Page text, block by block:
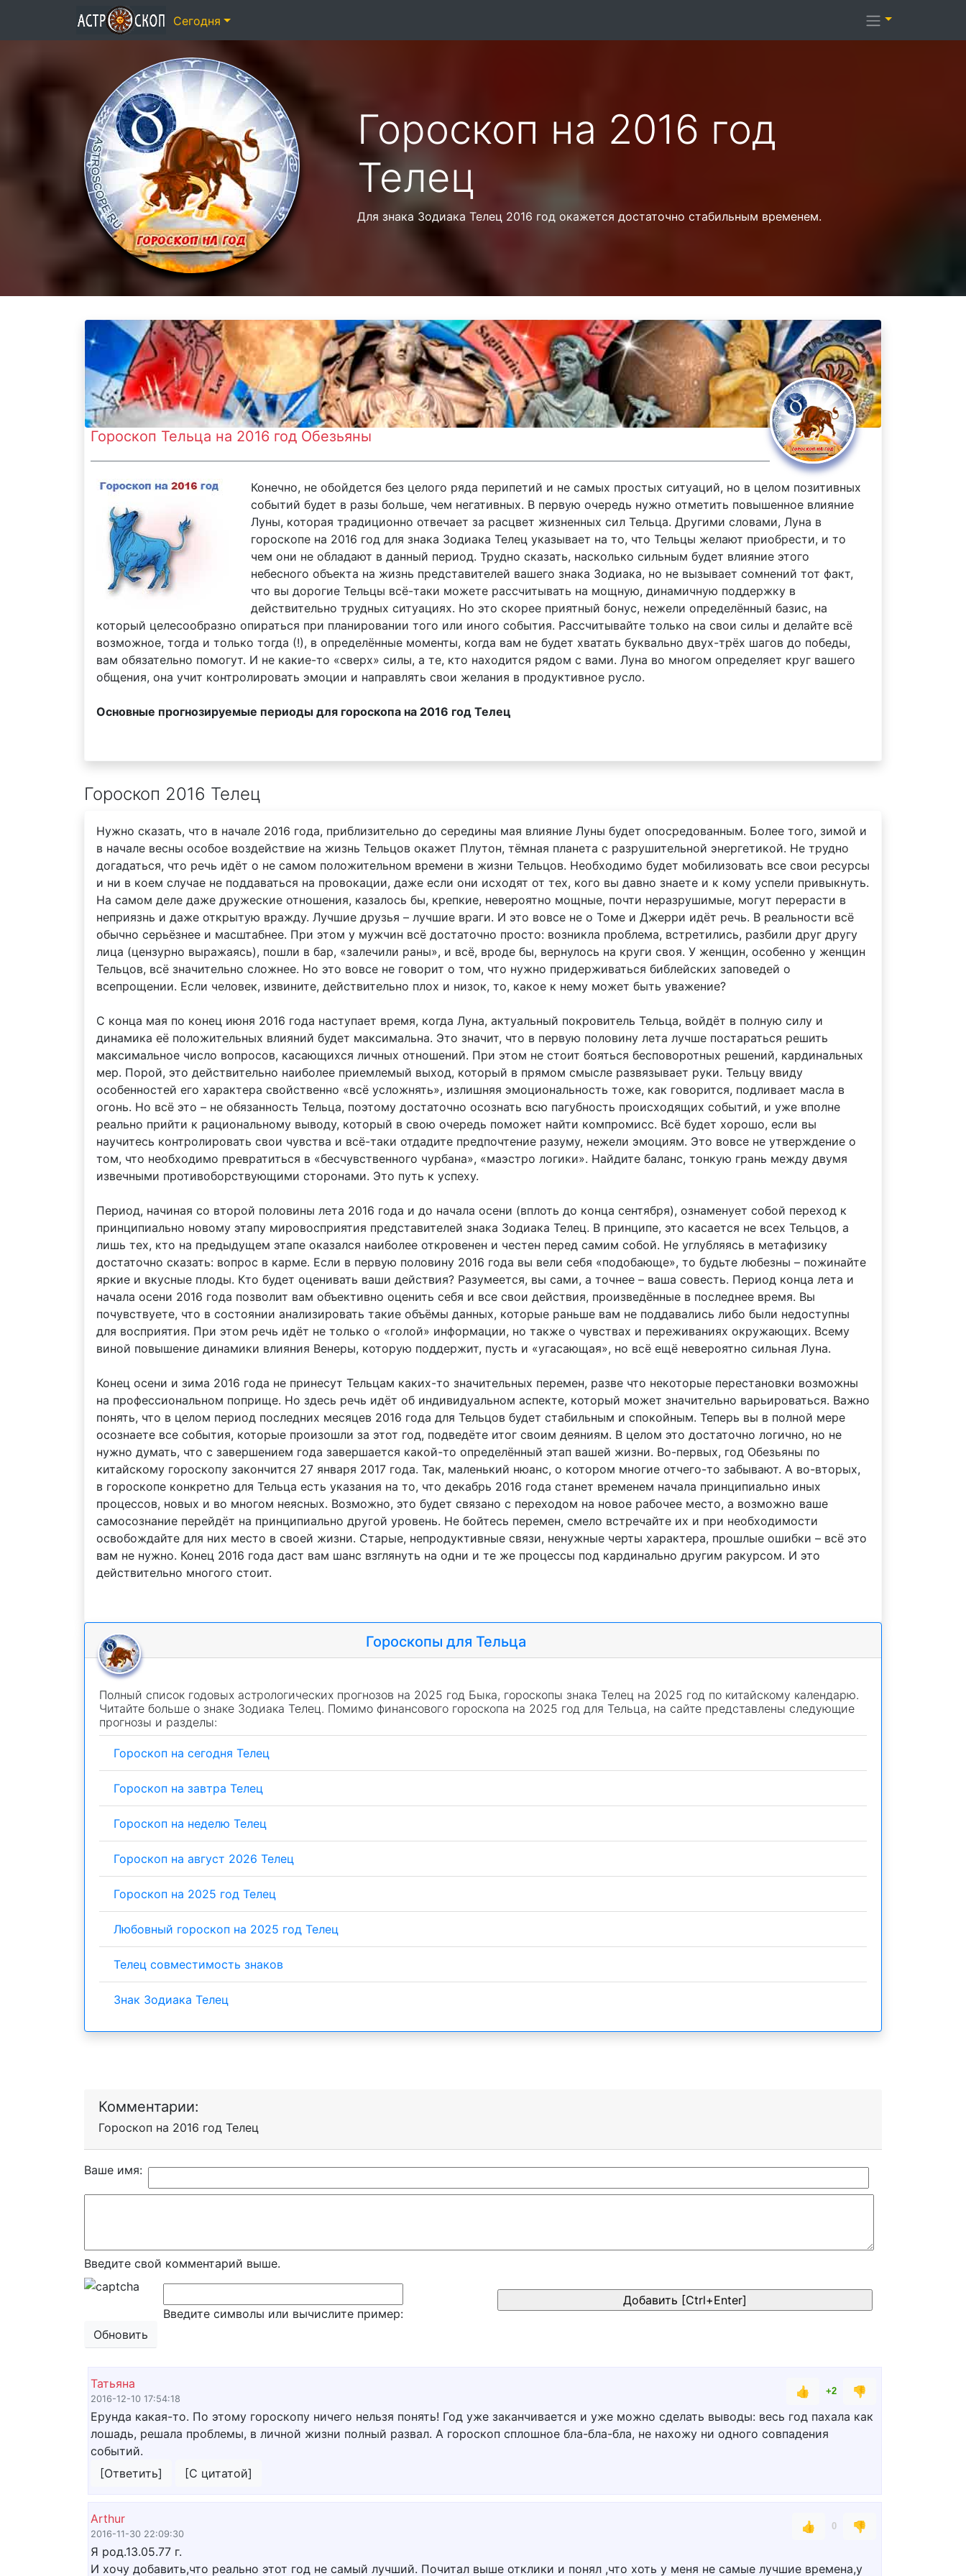
Гороскоп на 2016 год
Телец
Для знака Зодиака Телец 2016 год окажется достаточно стабильным временем.
Гороскоп Тельца на 2016 год Обезьяны
Конечно, не обойдется без целого ряда перипетий и не самых простых ситуаций, но в целом позитивных
событий будет в разы больше, чем негативных. В первую очередь нужно отметить повышенное влияние
Луны, которая традиционно отвечает за расцвет жизненных сил Тельца. Другими словами, Луна в
гороскопе на 2016 год для знака Зодиака Телец указывает на то, что Тельцы желают приобрести, и то
чем они не обладают в данный период. Трудно сказать, насколько сильным будет влияние этого
небесного объекта на жизнь представителей вашего знака Зодиака, но не вызывает сомнений тот факт,
что вы дорогие Тельцы всё-таки можете рассчитывать на мощную, динамичную поддержку в
действительно трудных ситуациях. Но это скорее приятный бонус, нежели определённый базис, на
который целесообразно опираться при планировании того или иного события. Рассчитывайте только на свои силы и делайте всё
возможное, тогда и только тогда (!), в определённые моменты, когда вам не будет хватать буквально двух-трёх шагов до победы,
вам обязательно помогут. И не какие-то «сверх» силы, а те, кто находится рядом с вами. Луна во многом определяет круг вашего
общения, она учит контролировать эмоции и направлять свои желания в продуктивное русло.
Основные прогнозируемые периоды для гороскопа на 2016 год Телец
Гороскоп 2016 Телец
Нужно сказать, что в начале 2016 года, приблизительно до середины мая влияние Луны будет опосредованным. Более того, зимой и
в начале весны особое воздействие на жизнь Тельцов окажет Плутон, тёмная планета с разрушительной энергетикой. Не трудно
догадаться, что речь идёт о не самом положительном времени в жизни Тельцов. Необходимо будет мобилизовать все свои ресурсы
и ни в коем случае не поддаваться на провокации, даже если они исходят от тех, кого вы давно знаете и к кому успели привыкнуть.
На самом деле даже дружеские отношения, казалось бы, крепкие, невероятно мощные, почти неразрушимые, могут перерасти в
неприязнь и даже открытую вражду. Лучшие друзья – лучшие враги. И это вовсе не о Томе и Джерри идёт речь. В реальности всё
обычно серьёзнее и масштабнее. При этом у мужчин всё достаточно просто: возникла проблема, встретились, разбили друг другу
лица (цензурно выражаясь), пошли в бар, «залечили раны», и всё, вроде бы, вернулось на круги своя. У женщин, особенно у женщин
Тельцов, всё значительно сложнее. Но это вовсе не говорит о том, что нужно придерживаться библейских заповедей о
всепрощении. Если человек, извините, действительно плох и низок, то, какое к нему может быть уважение?
С конца мая по конец июня 2016 года наступает время, когда Луна, актуальный покровитель Тельца, войдёт в полную силу и
динамика её положительных влияний будет максимальна. Это значит, что в первую половину лета лучше постараться решить
максимальное число вопросов, касающихся личных отношений. При этом не стоит бояться бесповоротных решений, кардинальных
мер. Порой, это действительно наиболее приемлемый выход, который в прямом смысле развязывает руки. Тельцу ввиду
особенностей его характера свойственно «всё усложнять», излишняя эмоциональность тоже, как говорится, подливает масла в
огонь. Но всё это – не обязанность Тельца, поэтому достаточно осознать всю пагубность происходящих событий, и уже вполне
реально прийти к рациональному выводу, который в свою очередь поможет найти компромисс. Всё будет хорошо, если вы
научитесь контролировать свои чувства и всё-таки отдадите предпочтение разуму, нежели эмоциям. Это вовсе не утверждение о
том, что необходимо превратиться в «бесчувственного чурбана», «маэстро логики». Найдите баланс, тонкую грань между двумя
извечными противоборствующими сторонами. Это путь к успеху.
Период, начиная со второй половины лета 2016 года и до начала осени (вплоть до конца сентября), ознаменует собой переход к
принципиально новому этапу мировосприятия представителей знака Зодиака Телец. В принципе, это касается не всех Тельцов, а
лишь тех, кто на предыдущем этапе оказался наиболее откровенен и честен перед самим собой. Не углубляясь в метафизику
достаточно сказать: вопрос в карме. Если в первую половину 2016 года вы вели себя «подобающе», то будьте любезны – пожинайте
яркие и вкусные плоды. Кто будет оценивать ваши действия? Разумеется, вы сами, а точнее – ваша совесть. Период конца лета и
начала осени 2016 года позволит вам объективно оценить себя и все свои действия, произведённые в последнее время. Вы
почувствуете, что в состоянии анализировать такие объёмы данных, которые раньше вам не поддавались либо были недоступны
для восприятия. При этом речь идёт не только о «голой» информации, но также о чувствах и переживаниях окружающих. Всему
виной повышение динамики влияния Венеры, которую поддержит, пусть и «угасающая», но всё ещё невероятно сильная Луна.
Конец осени и зима 2016 года не принесут Тельцам каких-то значительных перемен, разве что некоторые перестановки возможны
на профессиональном поприще. Но здесь речь идёт об индивидуальном аспекте, который может значительно варьироваться. Важно
понять, что в целом период последних месяцев 2016 года для Тельцов будет стабильным и спокойным. Теперь вы в полной мере
осознаете все события, которые произошли за этот год, подведёте итог своим деяниям. В целом это достаточно логично, но не
нужно думать, что с завершением года завершается какой-то определённый этап вашей жизни. Во-первых, год Обезьяны по
китайскому гороскопу закончится 27 января 2017 года. Так, маленький нюанс, о котором многие отчего-то забывают. А во-вторых,
в гороскопе конкретно для Тельца есть указания на то, что декабрь 2016 года станет временем начала принципиально иных
процессов, новых и во многом неясных. Возможно, это будет связано с переходом на новое рабочее место, а возможно ваше
самосознание перейдёт на принципиально другой уровень. Не бойтесь перемен, смело встречайте их и при необходимости
освобождайте для них место в своей жизни. Старые, непродуктивные связи, ненужные черты характера, прошлые ошибки – всё это
вам не нужно. Конец 2016 года даст вам шанс взглянуть на одни и те же процессы под кардинально другим ракурсом. И это
действительно многого стоит.
Гороскопы для Тельца
Полный список годовых астрологических прогнозов на 2025 год Быка, гороскопы знака Телец на 2025 год по китайскому календарю.
Читайте больше о знаке Зодиака Телец. Помимо финансового гороскопа на 2025 год для Тельца, на сайте представлены следующие
прогнозы и разделы:
Гороскоп на сегодня Телец
Гороскоп на завтра Телец
Гороскоп на неделю Телец
Гороскоп на август 2026 Телец
Гороскоп на 2025 год Телец
Любовный гороскоп на 2025 год Телец
Телец совместимость знаков
Знак Зодиака Телец
Комментарии:
Гороскоп на 2016 год Телец
Ваше имя:
Введите свой комментарий выше.
Обновить
Введите символы или вычислите пример:
Татьяна
2016-12-10 17:54:18
👍 +2
👎
Ерунда какая-то. По этому гороскопу ничего нельзя понять! Год уже заканчивается и уже можно сделать выводы: весь год пахала как
лошадь, решала проблемы, в личной жизни полный развал. А гороскоп сплошное бла-бла-бла, не нахожу ни одного совпадения
событий.
[Ответить]
[С цитатой]
Arthur
2016-11-30 22:09:30
👍 0
👎
Я род.13.05.77 г.
И хочу добавить,что реально этот год не самый лучший. Почитал выше отклики и понял ,что хоть у меня не самые лучшие времена,у
Сегодня